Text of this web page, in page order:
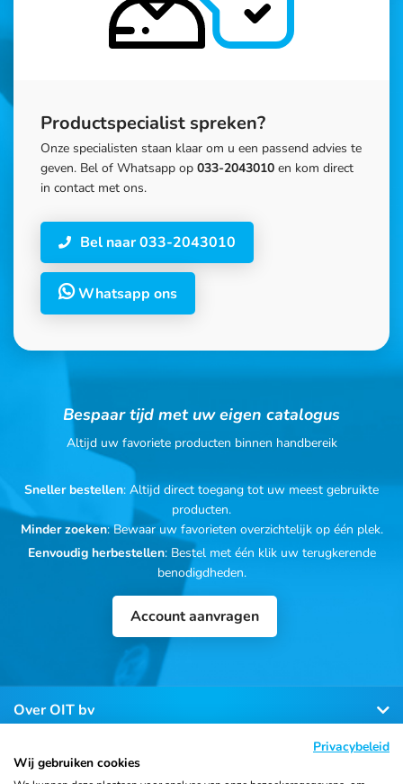
Productspecialist spreken?
Onze specialisten staan klaar om u een passend advies te
geven. Bel of Whatsapp op 033-2043010 en kom direct
in contact met ons.
Bel naar 033-2043010
Whatsapp ons
Bespaar tijd met uw eigen catalogus
Altijd uw favoriete producten binnen handbereik
Sneller bestellen: Altijd direct toegang tot uw meest gebruikte
producten.
Minder zoeken: Bewaar uw favorieten overzichtelijk op één plek.
Eenvoudig herbestellen: Bestel met één klik uw terugkerende
benodigdheden.
Account aanvragen
Over OIT bv
Klantenservice
Privacybeleid
Wij gebruiken cookies